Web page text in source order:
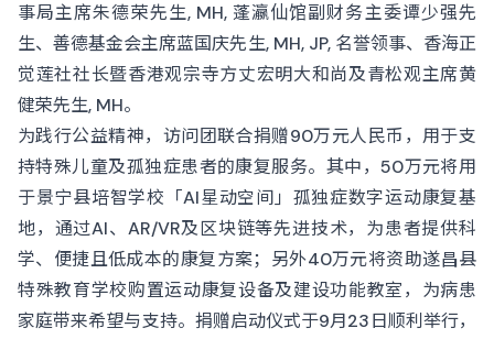
事局主席朱德荣先生, MH, 蓬瀛仙馆副财务主委谭少强先
生、善德基金会主席蓝国庆先生, MH, JP, 名誉领事、香海正
觉莲社社长暨香港观宗寺方丈宏明大和尚及青松观主席黄
健荣先生, MH。
为践行公益精神，访问团联合捐赠90万元人民币，用于支
持特殊儿童及孤独症患者的康复服务。其中，50万元将用
于景宁县培智学校「AI星动空间」孤独症数字运动康复基
地，通过AI、AR/VR及区块链等先进技术，为患者提供科
学、便捷且低成本的康复方案；另外40万元将资助遂昌县
特殊教育学校购置运动康复设备及建设功能教室，为病患
家庭带来希望与支持。捐赠启动仪式于9月23日顺利举行，